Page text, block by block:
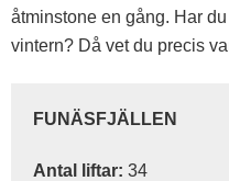
åtminstone en gång. Har
vintern? Då vet du precis
FUNÄSFJÄLLEN
Antal liftar: 34